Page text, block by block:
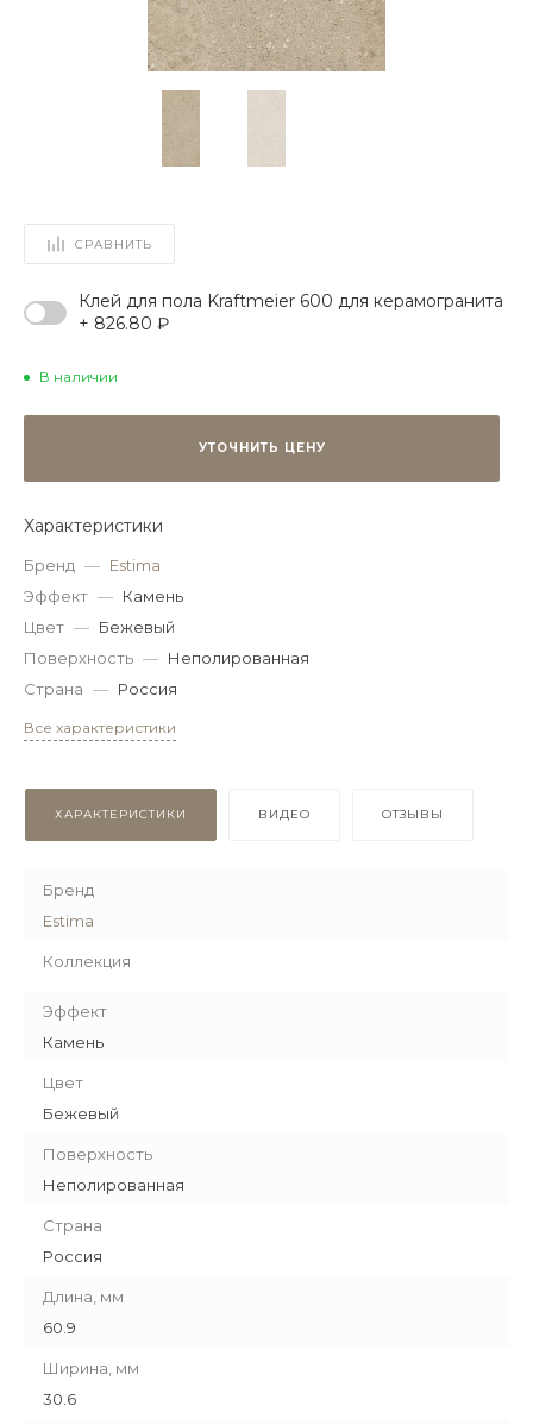
СРАВНИТЬ
Клей для пола Kraftmeier 600 для керамогранита
+ 826.80 ₽
В наличии
УТОЧНИТЬ ЦЕНУ
Характеристики
Бренд — Estima
Эффект — Камень
Цвет — Бежевый
Поверхность — Неполированная
Страна — Россия
Все характеристики
ХАРАКТЕРИСТИКИ ВИДЕО ОТЗЫВЫ
Бренд
Estima
Коллекция
Эффект
Камень
Цвет
Бежевый
Поверхность
Неполированная
Страна
Россия
Длина, мм
60.9
Ширина, мм
30.6